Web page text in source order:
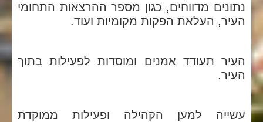
נתונים מדווחים, כגון מספר ההרצאות התחומי
העיר, העלאת הפקות מקומיות ועוד.
העיר תעודד אמנים ומוסדות לפעילות בתוך
העיר.
עשייה למען הקהילה ופעילות ממוקדת